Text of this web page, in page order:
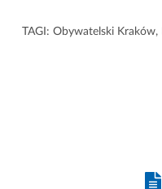
TAGI: Obywatelski Kraków,